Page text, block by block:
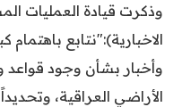
وذكرت قيادة العمليات
الاخبارية):"نتابع
وأخبار بشأن وجود
الأراضي العراقية،